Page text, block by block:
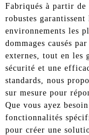
Fabriqués à partir de
robustes
environnements les
dommages causés
externes, tout en les
sécurité et une
standards, nous
sur mesure pour
Que vous ayez
fonctionnalités
pour créer une